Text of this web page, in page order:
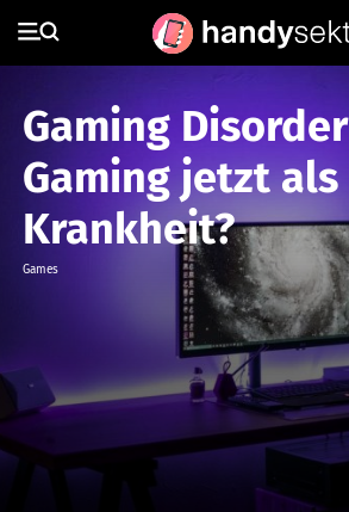
Gaming
Gaming jetzt als
Krankheit?
Games